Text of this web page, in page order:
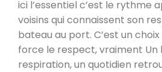
ici l’essentiel c’est le rythme
voisins qui connaissent son
bateau au port. C’est un
force le respect, vraiment Un
respiration, un quotidien